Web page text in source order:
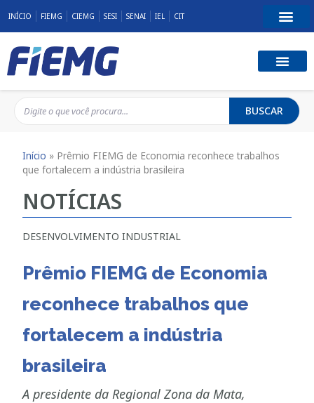
INÍCIO FIEMG CIEMG SESI SENAI IEL CIT
BUSCAR
Início » Prêmio FIEMG de Economia reconhece trabalhos
que fortalecem a indústria brasileira
NOTÍCIAS
DESENVOLVIMENTO INDUSTRIAL
Prêmio FIEMG de Economia
reconhece trabalhos que
fortalecem a indústria
brasileira
A presidente da Regional Zona da Mata,